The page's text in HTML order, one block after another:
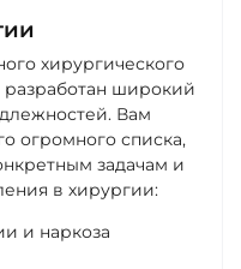
хирургического
разработан широкий
Вам
огромного списка,
задачам и
в хирургии:
и наркоза